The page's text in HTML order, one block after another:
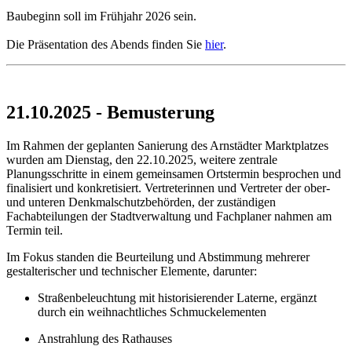
Baubeginn soll im Frühjahr 2026 sein.
Die Präsentation des Abends finden Sie hier.
21.10.2025 - Bemusterung
Im Rahmen der geplanten Sanierung des Arnstädter Marktplatzes
wurden am Dienstag, den 22.10.2025, weitere zentrale
Planungsschritte in einem gemeinsamen Ortstermin besprochen und
finalisiert und konkretisiert. Vertreterinnen und Vertreter der ober-
und unteren Denkmalschutzbehörden, der zuständigen
Fachabteilungen der Stadtverwaltung und Fachplaner nahmen am
Termin teil.
Im Fokus standen die Beurteilung und Abstimmung mehrerer
gestalterischer und technischer Elemente, darunter:
Straßenbeleuchtung mit historisierender Laterne, ergänzt
durch ein weihnachtliches Schmuckelementen
Anstrahlung des Rathauses